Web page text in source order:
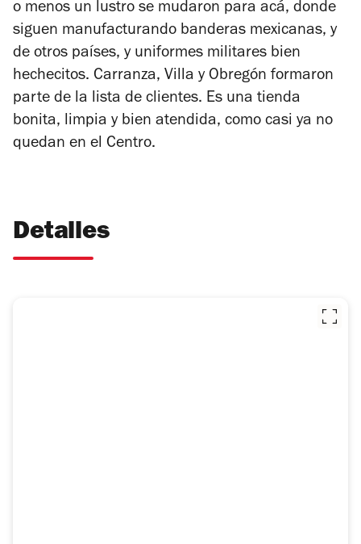
o menos un lustro se mudaron para acá, donde
siguen manufacturando banderas mexicanas, y
de otros países, y uniformes militares bien
hechecitos. Carranza, Villa y Obregón formaron
parte de la lista de clientes. Es una tienda
bonita, limpia y bien atendida, como casi ya no
quedan en el Centro.
Detalles